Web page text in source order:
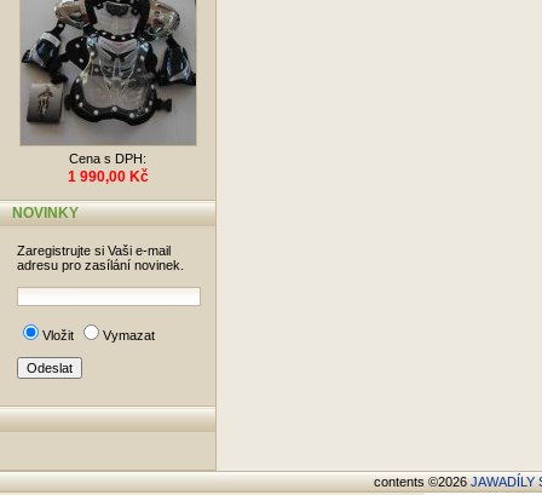
Cena s DPH:
1 990,00 Kč
NOVINKY
Zaregistrujte si Vaši e-mail
adresu pro zasílání novinek.
Vložit Vymazat
contents ©2026JAWADÍLY